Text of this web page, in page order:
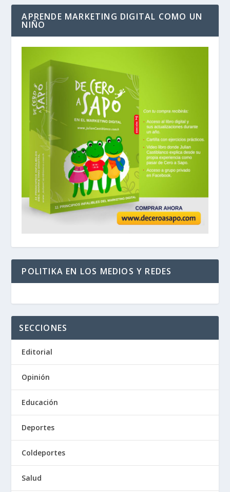
APRENDE MARKETING DIGITAL COMO UN
NIÑO
POLITIKA EN LOS MEDIOS Y REDES
SECCIONES
Editorial
Opinión
Educación
Deportes
Coldeportes
Salud